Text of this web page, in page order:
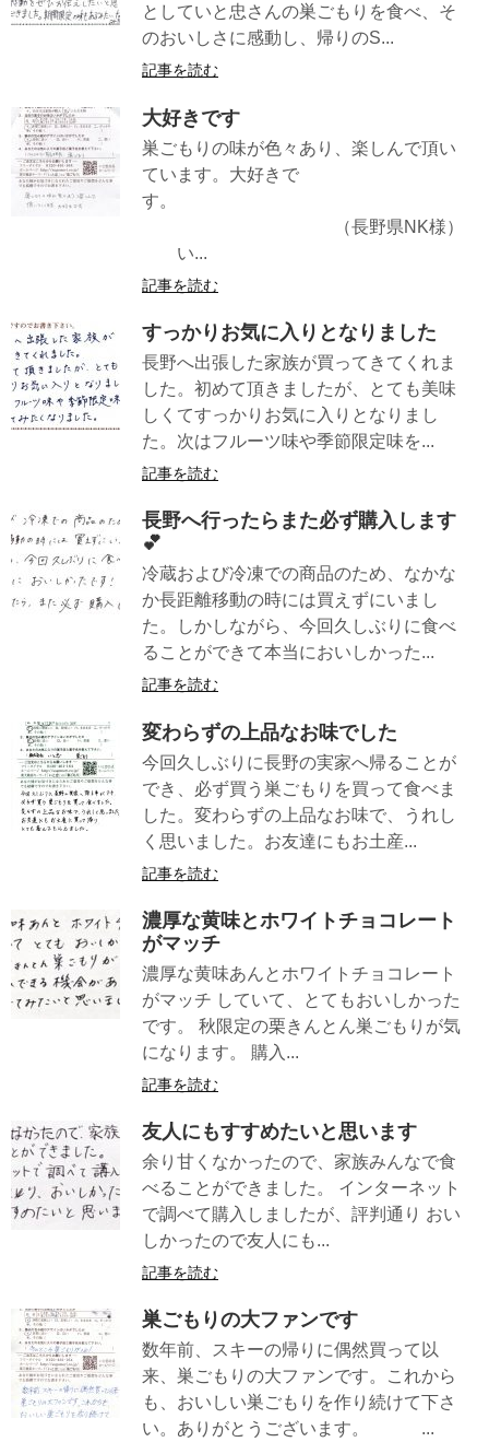
としていと忠さんの巣ごもりを食べ、そ
のおいしさに感動し、帰りのS...
記事を読む
大好きです
巣ごもりの味が色々あり、楽しんで頂い
ています。大好きで
す。
（長野県NK様）
い...
記事を読む
すっかりお気に入りとなりました
長野へ出張した家族が買ってきてくれま
した。初めて頂きましたが、とても美味
しくてすっかりお気に入りとなりまし
た。次はフルーツ味や季節限定味を...
記事を読む
長野へ行ったらまた必ず購入します
💕
冷蔵および冷凍での商品のため、なかな
か長距離移動の時には買えずにいまし
た。しかしながら、今回久しぶりに食べ
ることができて本当においしかった...
記事を読む
変わらずの上品なお味でした
今回久しぶりに長野の実家へ帰ることが
でき、必ず買う巣ごもりを買って食べま
した。変わらずの上品なお味で、うれし
く思いました。お友達にもお土産...
記事を読む
濃厚な黄味とホワイトチョコレート
がマッチ
濃厚な黄味あんとホワイトチョコレート
がマッチ していて、とてもおいしかった
です。 秋限定の栗きんとん巣ごもりが気
になります。 購入...
記事を読む
友人にもすすめたいと思います
余り甘くなかったので、家族みんなで食
べることができました。 インターネット
で調べて購入しましたが、評判通り おい
しかったので友人にも...
記事を読む
巣ごもりの大ファンです
数年前、スキーの帰りに偶然買って以
来、巣ごもりの大ファンです。これから
も、おいしい巣ごもりを作り続けて下さ
い。ありがとうございます。 ...